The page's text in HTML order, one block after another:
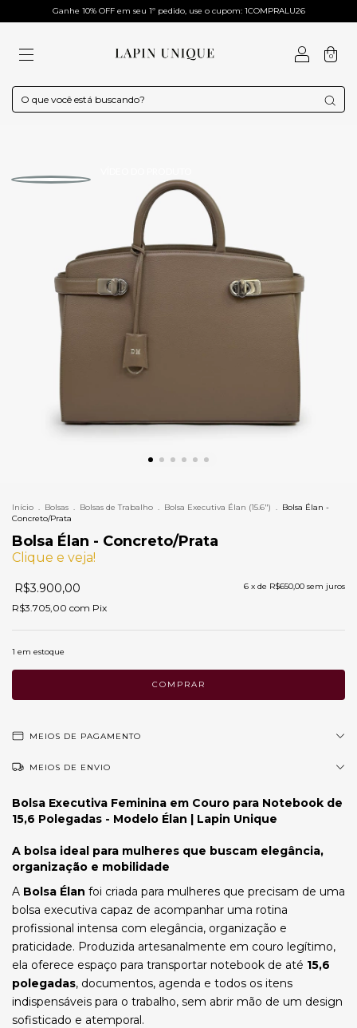
Ganhe 10% OFF em seu 1º pedido, use o cupom: 1COMPRALU26
0
Início . Bolsas . Bolsas de Trabalho . Bolsa Executiva Élan (15.6") . Bolsa Élan -
Concreto/Prata
Bolsa Élan - Concreto/Prata
Clique e veja!
R$3.900,00 6 x de R$650,00 sem juros
R$3.705,00 com Pix
1 em estoque
MEIOS DE PAGAMENTO
MEIOS DE ENVIO
Bolsa Executiva Feminina em Couro para Notebook de
15,6 Polegadas - Modelo Élan | Lapin Unique
A bolsa ideal para mulheres que buscam elegância,
organização e mobilidade
A Bolsa Élan foi criada para mulheres que precisam de uma
bolsa executiva capaz de acompanhar uma rotina
profissional intensa com elegância, organização e
praticidade. Produzida artesanalmente em couro legítimo,
ela oferece espaço para transportar notebook de até 15,6
polegadas, documentos, agenda e todos os itens
indispensáveis para o trabalho, sem abrir mão de um design
sofisticado e atemporal.